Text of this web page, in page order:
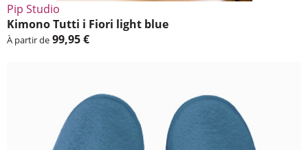
Pip Studio
Kimono Tutti i Fiori light blue
À partir de 99,95 €